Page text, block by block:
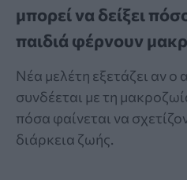
μπορεί να δείξει
παιδιά φέρνουν
Νέα μελέτη εξετάζει αν ο
συνδέεται με τη
πόσα φαίνεται να
διάρκεια ζωής.